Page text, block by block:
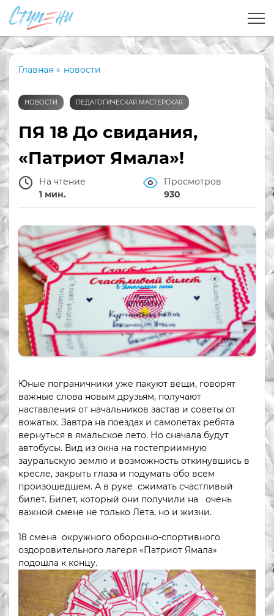
Главная » новости
НОВОСТИ ПЕДАГОГИЧЕСКАЯ МАСТЕРСКАЯ
ПЯ 18 До свидания,
«Патриот Ямала»!
На чтение
1 мин.
Просмотров
930
Юные пограничники уже пакуют вещи, говорят
важные слова новым друзьям, получают
наставления от начальников застав и советы от
вожатых. Завтра на поездах и самолетах ребята
вернуться в ямальское лето. Но сначала будут
автобусы. Вид из окна на гостеприимную
зауральскую землю и возможность откинувшись в
кресле, закрыть глаза и подумать обо всем
произошедшем. А в руке сжимать счастливый
билет. Билет, который они получили на очень
важной смене не только Лета, но и жизни.
18 смена окружного оборонно-спортивного
оздоровительного лагеря «Патриот Ямала»
подошла к концу.